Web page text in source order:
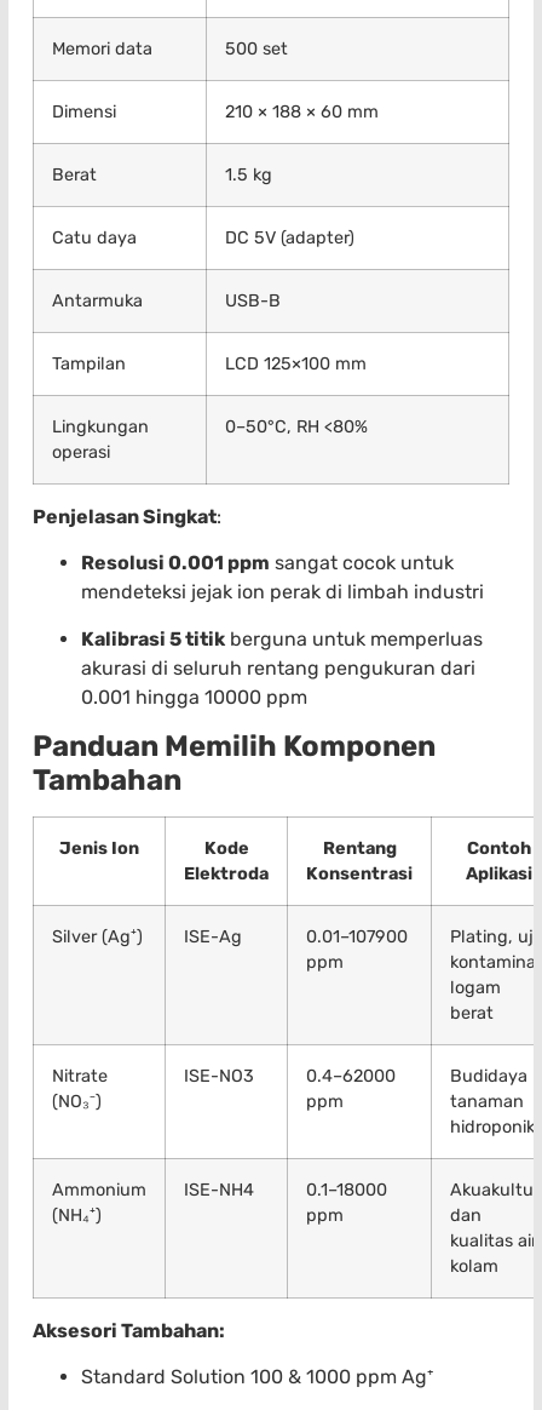
Memori data 500 set
Dimensi 210 × 188 × 60 mm
Berat 1.5 kg
Catu daya DC 5V (adapter)
Antarmuka USB-B
Tampilan LCD 125×100 mm
Lingkungan
operasi
0–50°C, RH <80%
Penjelasan Singkat:
Resolusi 0.001 ppm sangat cocok untuk
mendeteksi jejak ion perak di limbah industri
Kalibrasi 5 titik berguna untuk memperluas
akurasi di seluruh rentang pengukuran dari
0.001 hingga 10000 ppm
Panduan Memilih Komponen
Tambahan
Jenis Ion
Kode
Elektroda
Rentang
Konsentrasi
Contoh
Aplikasi
Silver (Ag⁺) ISE-Ag
0.01–107900
ppm
Plating, uji
logam
berat
Nitrate
(NO₃⁻)
ISE-NO3
0.4–62000
ppm
Budidaya
tanaman
hidroponik
Ammonium
(NH₄⁺)
ISE-NH4
0.1–18000
ppm
Akuakultur
dan
kualitas air
kolam
Aksesori Tambahan:
Standard Solution 100 & 1000 ppm Ag⁺